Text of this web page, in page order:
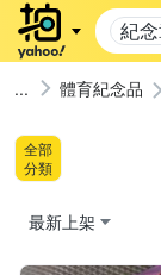
紀
體育紀念品
全部
分類
最新上架